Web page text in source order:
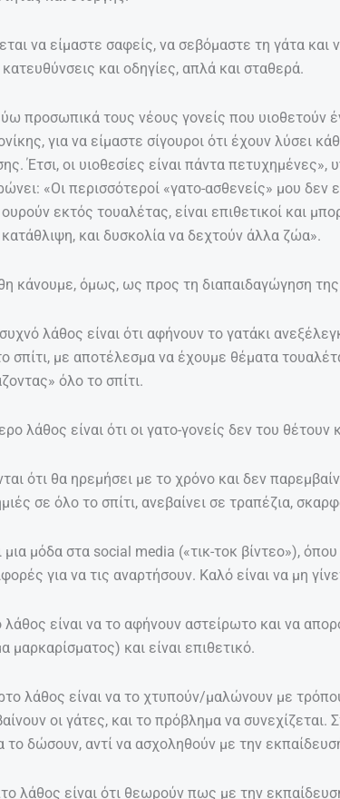
να είμαστε σαφείς, να σεβόμαστε τη γάτα και
και οδηγίες, απλά και σταθερά.
προσωπικά τους νέους γονείς που υιοθετούν
για να είμαστε σίγουροι ότι έχουν λύσει
Έτσι, οι υιοθεσίες είναι πάντα πετυχημένες»,
«Οι περισσότεροί «γατο-ασθενείς» μου δεν
εκτός τουαλέτας, είναι επιθετικοί και
και δυσκολία να δεχτούν άλλα ζώα».
κάνουμε, όμως, ως προς τη διαπαιδαγώγηση
λάθος είναι ότι αφήνουν το γατάκι
σπίτι, με αποτέλεσμα να έχουμε θέματα
όλο το σπίτι.
λάθος είναι ότι οι γατο-γονείς δεν του θέτουν
ότι θα ηρεμήσει με το χρόνο και δεν
σε όλο το σπίτι, ανεβαίνει σε τραπέζια,
μια μόδα στα social media («τικ-τοκ βίντεο»),
για να τις αναρτήσουν. Καλό είναι να μη
λάθος είναι να το αφήνουν αστείρωτο και να
μαρκαρίσματος) και είναι επιθετικό.
λάθος είναι να το χτυπούν/μαλώνουν με
οι γάτες, και το πρόβλημα να
το δώσουν, αντί να ασχοληθούν με την
λάθος είναι ότι θεωρούν πως με την